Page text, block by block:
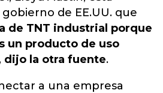
de EE.UU. que
de TNT industrial porque
un producto de uso
dijo la otra fuente.
a una empresa